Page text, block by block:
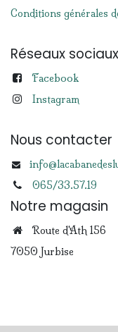
Conditions générales
Réseaux sociaux
Facebook
Instagram
Nous contacter
065/33.57.19
Notre magasin
Route d'Ath 156
7050 Jurbise